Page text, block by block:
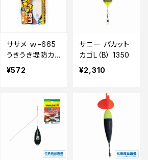
ササメ ｗ−665
うきうき堤防カ
ゴ五目リールM
¥572
サニー パカット
カゴL（B） 1350
¥2,310